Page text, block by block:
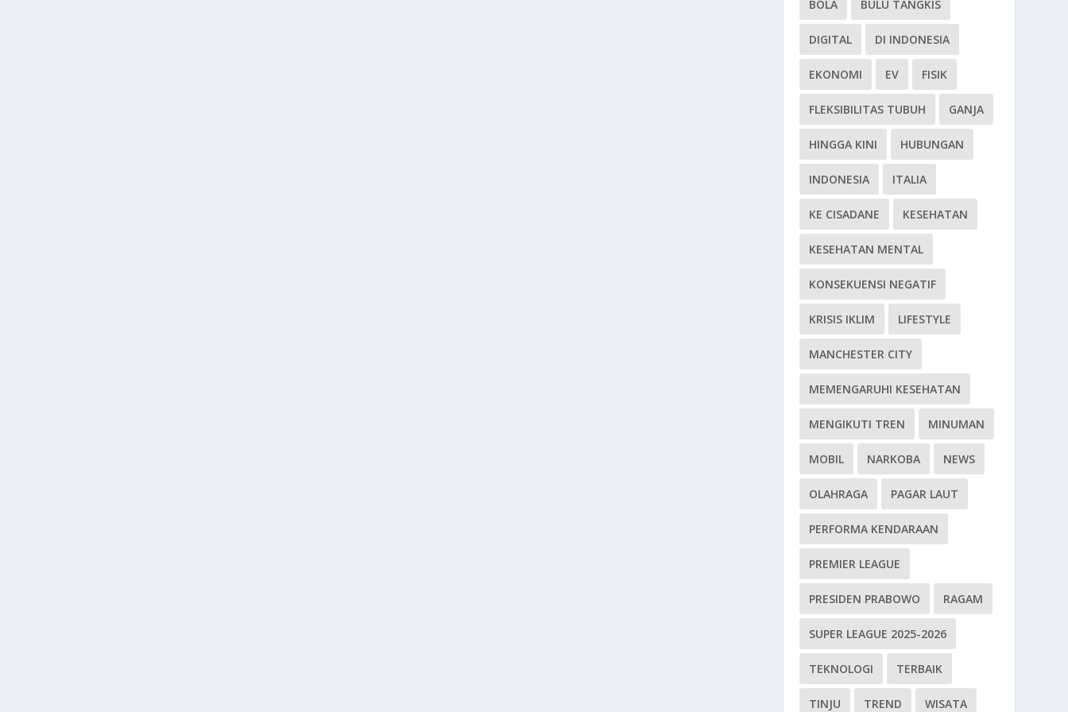
BOLA BULU TANGKIS
DIGITAL DI INDONESIA
EKONOMI EV FISIK
FLEKSIBILITAS TUBUH GANJA
HINGGA KINI HUBUNGAN
INDONESIA ITALIA
KE CISADANE KESEHATAN
KESEHATAN MENTAL
KONSEKUENSI NEGATIF
KRISIS IKLIM LIFESTYLE
MANCHESTER CITY
MEMENGARUHI KESEHATAN
MENGIKUTI TREN MINUMAN
MOBIL NARKOBA NEWS
OLAHRAGA PAGAR LAUT
PERFORMA KENDARAAN
PREMIER LEAGUE
PRESIDEN PRABOWO RAGAM
SUPER LEAGUE 2025-2026
TEKNOLOGI TERBAIK
TINJU TREND WISATA